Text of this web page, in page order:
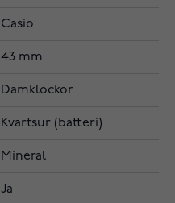
Casio
43 mm
Damklockor
Kvartsur (batteri)
Mineral
Ja